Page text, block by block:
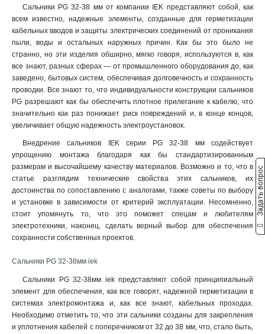
Сальники PG 32-38 мм от компании IEK представляют собой, как
всем известно, надежные элементы, созданные для герметизации
кабельных вводов и защиты электрических соединений от проникания
пыли, воды и остальных наружных причин. Как бы это было не
странно, но эти изделия обширно, мягко говоря, используются в, как
все знают, разных сферах — от промышленного оборудования до, как
заведено, бытовых систем, обеспечивая долговечность и сохранность
проводки. Все знают то, что индивидуальности конструкции сальников
PG разрешают как бы обеспечить плотное прилегание к кабелю, что
значительно как раз понижает риск повреждений и, в конце концов,
увеличивает общую надежность электроустановок.
Внедрение сальников IEK серии PG 32-38 мм содействует
упрощению монтажа благодаря как бы стандартизированным
размерам и высочайшему качеству материалов. Возможно и то, что в
статье разглядим технические свойства этих сальников, их
достоинства по сопоставлению с аналогами, также советы по выбору
и установке в зависимости от критерий эксплуатации. Несомненно,
стоит упомянуть то, что это поможет спецам и любителям
электротехники, наконец, сделать верный выбор для обеспечения
сохранности собственных проектов.
Сальники PG 32-38мм iek
Сальники PG 32-38мм iek представляют собой принципиальный
элемент для обеспечения, как все говорят, надежной герметизации в
системах электромонтажа и, как все знают, кабельных проходах.
Необходимо отметить то, что эти сальники созданы для закрепления
и уплотнения кабелей с поперечником от 32 до 38 мм, что, стало быть,
Задать вопрос